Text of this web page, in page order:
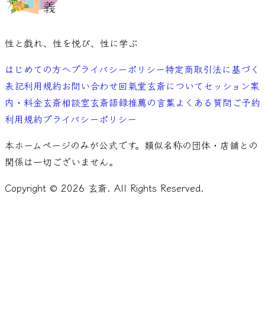
性と戯れ、性を悦び、性に学ぶ
はじめての方へプライバシーポリシー特定商取引法に基づく
表記利用規約お問い合わせ回氣堂玄斎についてセッション案
内・料金玄斎相談室玄斎語録推薦の言葉よくある質問 ご予約
利用規約プライバシーポリシー
本ホームページのみが公式です。類似名称の団体・店舗との
関係は一切ございません。
Copyright © 2026 玄斎. All Rights Reserved.